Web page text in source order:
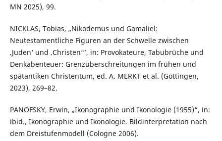
MN 2025), 99.
NICKLAS, Tobias, „Nikodemus und Gamaliel:
Neutestamentliche Figuren an der Schwelle zwischen
‚Juden‘ und ‚Christen‘“, in: Provokateure, Tabubrüche und
Denkabenteuer: Grenzüberschreitungen im frühen und
spätantiken Christentum, ed. A. MERKT et al. (Göttingen,
2023), 269–82.
PANOFSKY, Erwin, „Ikonographie und Ikonologie (1955)“, in:
ibid., Ikonographie und Ikonologie. Bildinterpretation nach
dem Dreistufenmodell (Cologne 2006).